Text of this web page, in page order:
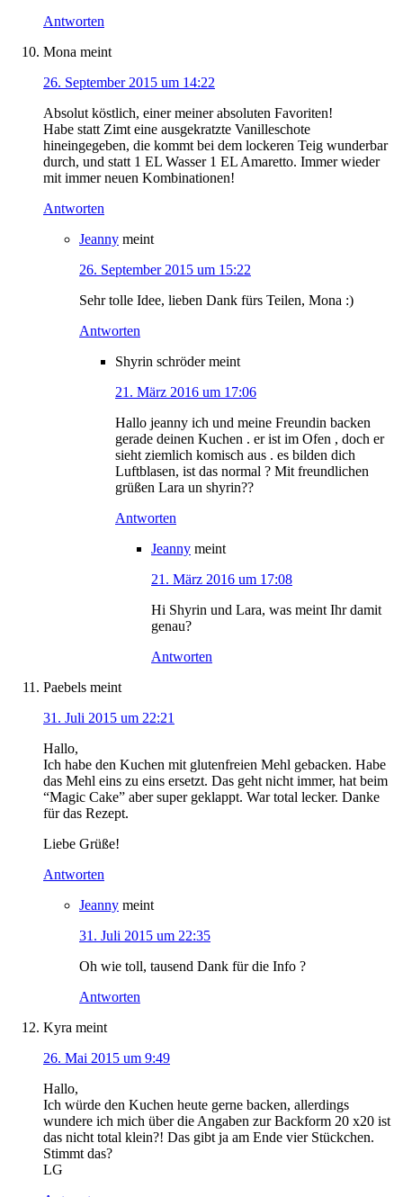
Antworten
Mona meint
26. September 2015 um 14:22
Absolut köstlich, einer meiner absoluten Favoriten!
Habe statt Zimt eine ausgekratzte Vanilleschote
hineingegeben, die kommt bei dem lockeren Teig wunderbar
durch, und statt 1 EL Wasser 1 EL Amaretto. Immer wieder
mit immer neuen Kombinationen!
Antworten
Jeanny meint
26. September 2015 um 15:22
Sehr tolle Idee, lieben Dank fürs Teilen, Mona :)
Antworten
Shyrin schröder meint
21. März 2016 um 17:06
Hallo jeanny ich und meine Freundin backen
gerade deinen Kuchen . er ist im Ofen , doch er
sieht ziemlich komisch aus . es bilden dich
Luftblasen, ist das normal ? Mit freundlichen
grüßen Lara un shyrin??
Antworten
Jeanny meint
21. März 2016 um 17:08
Hi Shyrin und Lara, was meint Ihr damit
genau?
Antworten
Paebels meint
31. Juli 2015 um 22:21
Hallo,
Ich habe den Kuchen mit glutenfreien Mehl gebacken. Habe
das Mehl eins zu eins ersetzt. Das geht nicht immer, hat beim
“Magic Cake” aber super geklappt. War total lecker. Danke
für das Rezept.
Liebe Grüße!
Antworten
Jeanny meint
31. Juli 2015 um 22:35
Oh wie toll, tausend Dank für die Info ?
Antworten
Kyra meint
26. Mai 2015 um 9:49
Hallo,
Ich würde den Kuchen heute gerne backen, allerdings
wundere ich mich über die Angaben zur Backform 20 x20 ist
das nicht total klein?! Das gibt ja am Ende vier Stückchen.
Stimmt das?
LG